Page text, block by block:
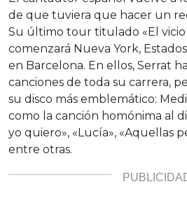
de que tuviera que hacer un
Su último tour titulado «El vicio
comenzará Nueva York,
en Barcelona. En ellos, Serrat
canciones de toda su carrera,
su disco más emblemático:
como la canción homónima al
yo quiero», «Lucía», «Aquellas
entre otras.